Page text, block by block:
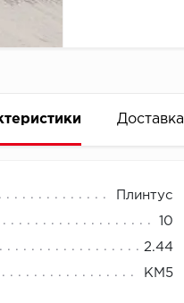
Доставка
Плинтус
10
2.44
КМ5